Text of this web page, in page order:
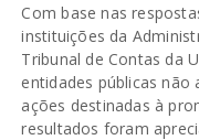
Com base nas
instituições da
Tribunal de Contas da
entidades públicas não
ações destinadas à
resultados foram